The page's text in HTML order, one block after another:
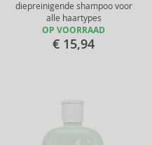
diepreinigende shampoo voor
alle haartypes
OP VOORRAAD
€ 15,94